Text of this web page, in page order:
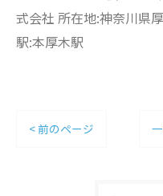
式会社 所在地:神奈川県
駅:本厚木駅
< 前のページ